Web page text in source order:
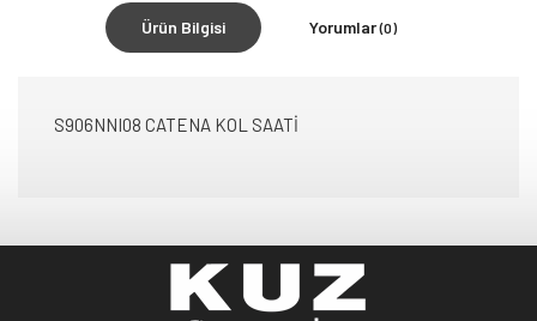
Ürün Bilgisi Yorumlar(0)
S906NNI08 CATENA KOL SAATİ